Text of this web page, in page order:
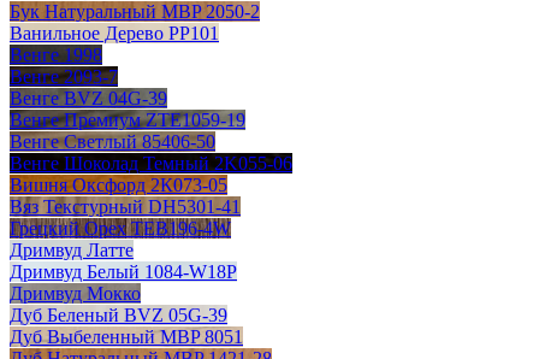
Бук Натуральный MBP 2050-2
Ванильное Дерево РР101
Венге 1998
Венге 2093-7
Венге BVZ 04G-39
Венге Премиум ZTE1059-19
Венге Светлый 85406-50
Венге Шоколад Темный 2K055-06
Вишня Оксфорд 2К073-05
Вяз Текстурный DH5301-41
Грецкий Орех TEB196-4W
Дримвуд Латте
Дримвуд Белый 1084-W18P
Дримвуд Мокко
Дуб Беленый BVZ 05G-39
Дуб Выбеленный MBP 8051